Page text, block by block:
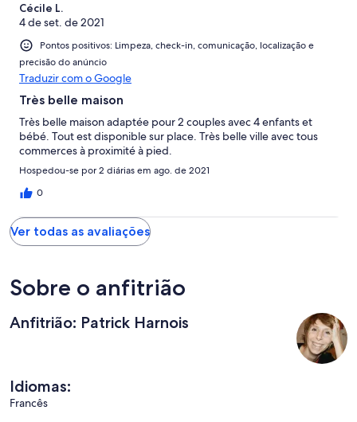
Cécile L.
4 de set. de 2021
Pontos positivos: Limpeza, check-in, comunicação, localização e
precisão do anúncio
Traduzir com o Google
Très belle maison
Très belle maison adaptée pour 2 couples avec 4 enfants et
bébé. Tout est disponible sur place. Très belle ville avec tous
commerces à proximité à pied.
Hospedou-se por 2 diárias em ago. de 2021
0
Ver todas as avaliações
Sobre o anfitrião
Anfitrião: Patrick Harnois
Idiomas:
Francês